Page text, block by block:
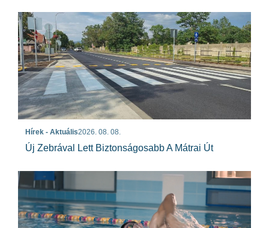
Hírek - Aktuális2026. 08. 08.
Új Zebrával Lett Biztonságosabb A Mátrai Út